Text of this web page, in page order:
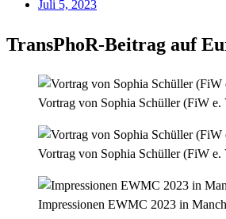
Juli 5, 2023
TransPhoR-Beitrag auf
Vortrag von Sophia Schüller (FiW
Vortrag von Sophia Schüller (FiW
Impressionen EWMC 2023 in